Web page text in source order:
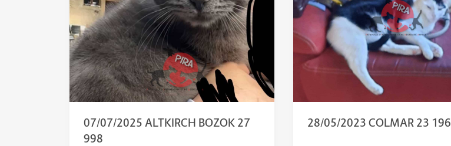
07/07/2025 ALTKIRCH BOZOK 27
998
28/05/2023 COLMAR 23 196